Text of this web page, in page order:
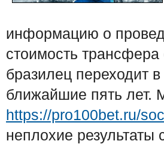
информацию о
стоимость
бразилец переходит в
ближайшие пять лет.
https://pro100bet.ru/
неплохие